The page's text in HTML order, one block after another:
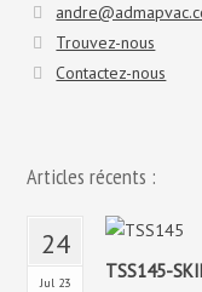
Trouvez-nous
Contactez-nous
Articles récents :
24
Jul 23
TSS145-